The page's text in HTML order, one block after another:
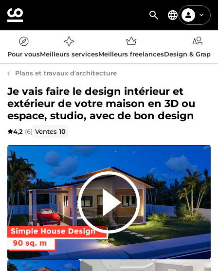
Pour vousMeilleurs servicesMeilleurs freelancesDesign &
Plans et travaux d'architecture
Je vais faire le design intérieur et
extérieur de votre maison en 3D ou
espace, studio, avec de bon design
4,2 (6) Ventes10